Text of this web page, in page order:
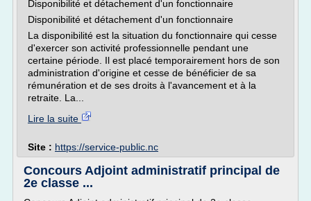
Disponibilité et détachement d'un fonctionnaire
Disponibilité et détachement d'un fonctionnaire
La disponibilité est la situation du fonctionnaire qui cesse
d'exercer son activité professionnelle pendant une
certaine période. Il est placé temporairement hors de son
administration d'origine et cesse de bénéficier de sa
rémunération et de ses droits à l'avancement et à la
retraite. La...
Lire la suite
Site : https://service-public.nc
Concours Adjoint administratif principal de
2e classe ...